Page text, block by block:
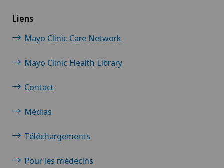
Liens
Mayo Clinic Care Network
Mayo Clinic Health Library
Contact
Médias
Téléchargements
Pour les médecins